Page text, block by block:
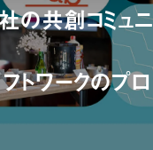
共創コミュ
トワークのプ